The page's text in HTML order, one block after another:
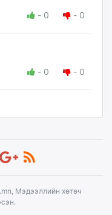
- 0 - 0
- 0 - 0
Мэдээллийн хөтөч